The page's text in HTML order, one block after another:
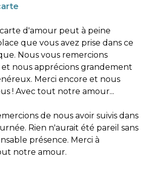
d'amour peut à peine
que vous avez prise dans ce
Nous vous remercions
nous apprécions grandement
Merci encore et nous
! Avec tout notre amour...
de nous avoir suivis dans
Rien n'aurait été pareil sans
présence. Merci à
notre amour.